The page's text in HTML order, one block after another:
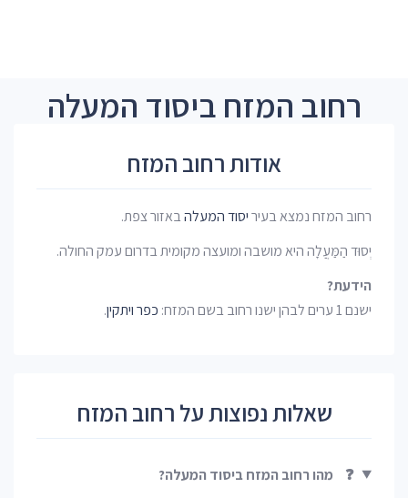
רחוב המזח ביסוד המעלה
אודות רחוב המזח
רחוב המזח נמצא בעיריסוד המעלהבאזור צפת.
יְסוּד הַמַּעֲלָה היא מושבה ומועצה מקומית בדרום עמק החולה.
הידעת?
ישנם 1 ערים לבהן ישנו רחוב בשם המזח:
כפר ויתקין.
שאלות נפוצות על רחוב המזח
❓ מהו רחוב המזח ביסוד המעלה?